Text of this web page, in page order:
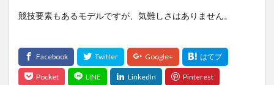
競技要素もあるモデルですが、気難しさはありません。